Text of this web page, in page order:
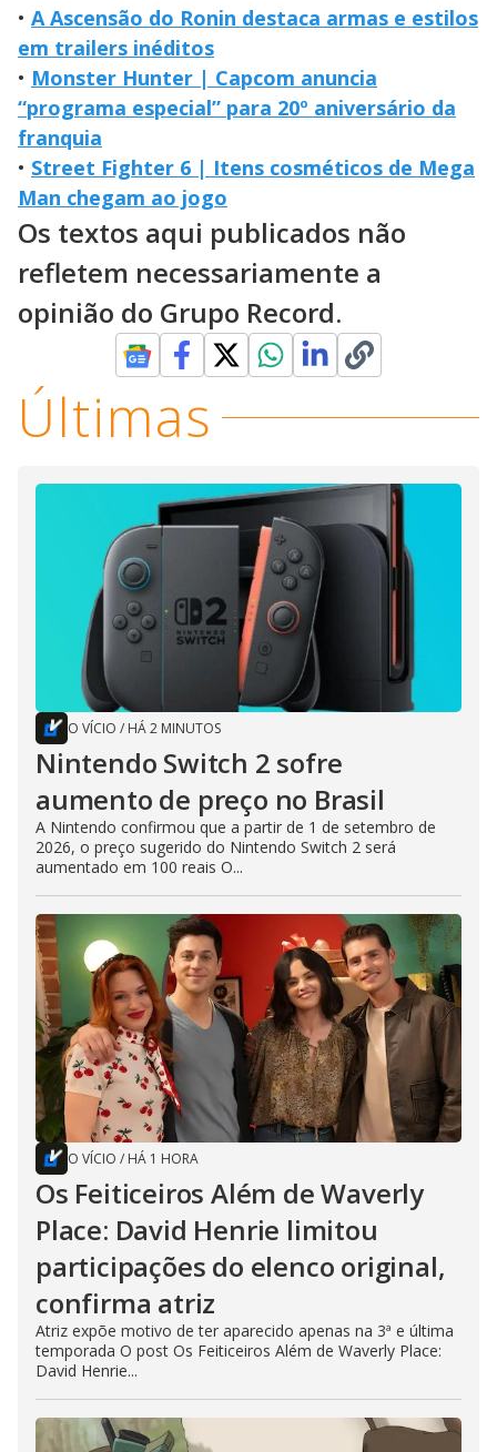
• A Ascensão do Ronin destaca armas e estilos
em trailers inéditos
• Monster Hunter | Capcom anuncia
“programa especial” para 20º aniversário da
franquia
• Street Fighter 6 | Itens cosméticos de Mega
Man chegam ao jogo
Os textos aqui publicados não
refletem necessariamente a
opinião do Grupo Record.
Últimas
O VÍCIO / HÁ 2 MINUTOS
Nintendo Switch 2 sofre
aumento de preço no Brasil
A Nintendo confirmou que a partir de 1 de setembro de
2026, o preço sugerido do Nintendo Switch 2 será
aumentado em 100 reais O...
O VÍCIO / HÁ 1 HORA
Os Feiticeiros Além de Waverly
Place: David Henrie limitou
participações do elenco original,
confirma atriz
Atriz expõe motivo de ter aparecido apenas na 3ª e última
temporada O post Os Feiticeiros Além de Waverly Place:
David Henrie...